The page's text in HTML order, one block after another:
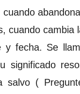
cuando
y fecha. Se
significado
salvo (